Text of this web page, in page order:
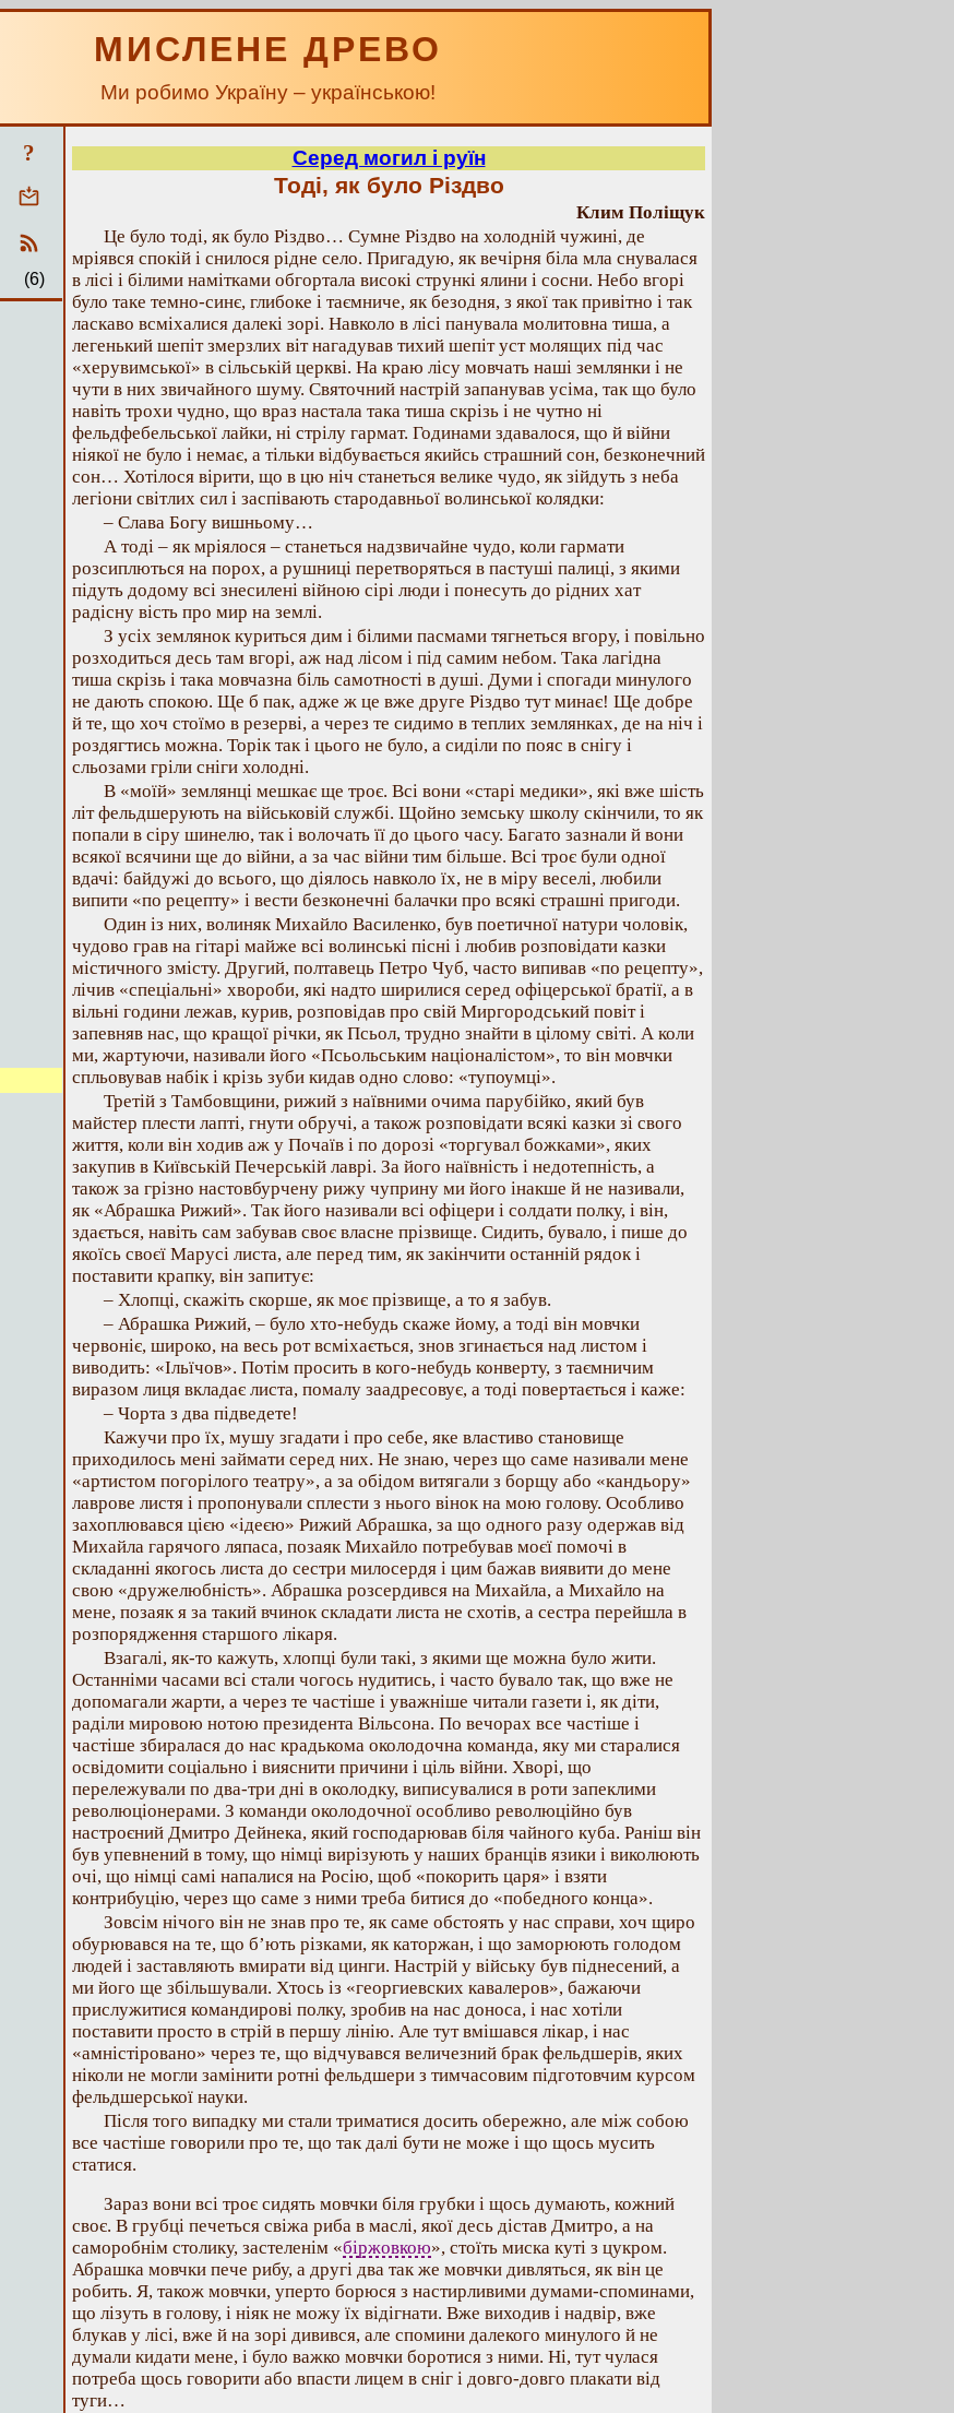
МИСЛЕНЕ ДРЕВО
Ми робимо Україну – українською!
?
(6)
Серед могил і руїн
Тоді, як було Різдво
Клим Поліщук
Це було тоді, як було Різдво… Сумне Різдво на холодній чужині, де
мріявся спокій і снилося рідне село. Пригадую, як вечірня біла мла снувалася
в лісі і білими намітками обгортала високі стрункі ялини і сосни. Небо вгорі
було таке темно-синє, глибоке і таємниче, як безодня, з якої так привітно і так
ласкаво всміхалися далекі зорі. Навколо в лісі панувала молитовна тиша, а
легенький шепіт змерзлих віт нагадував тихий шепіт уст молящих під час
«херувимської» в сільській церкві. На краю лісу мовчать наші землянки і не
чути в них звичайного шуму. Святочний настрій запанував усіма, так що було
навіть трохи чудно, що враз настала така тиша скрізь і не чутно ні
фельдфебельської лайки, ні стрілу гармат. Годинами здавалося, що й війни
ніякої не було і немає, а тільки відбувається якийсь страшний сон, безконечний
сон… Хотілося вірити, що в цю ніч станеться велике чудо, як зійдуть з неба
легіони світлих сил і заспівають стародавньої волинської колядки:
– Слава Богу вишньому…
А тоді – як мріялося – станеться надзвичайне чудо, коли гармати
розсиплються на порох, а рушниці перетворяться в пастуші палиці, з якими
підуть додому всі знесилені війною сірі люди і понесуть до рідних хат
радісну вість про мир на землі.
З усіх землянок куриться дим і білими пасмами тягнеться вгору, і повільно
розходиться десь там вгорі, аж над лісом і під самим небом. Така лагідна
тиша скрізь і така мовчазна біль самотності в душі. Думи і спогади минулого
не дають спокою. Ще б пак, адже ж це вже друге Різдво тут минає! Ще добре
й те, що хоч стоїмо в резерві, а через те сидимо в теплих землянках, де на ніч і
роздягтись можна. Торік так і цього не було, а сиділи по пояс в снігу і
сльозами гріли сніги холодні.
В «моїй» землянці мешкає ще троє. Всі вони «старі медики», які вже шість
літ фельдшерують на військовій службі. Щойно земську школу скінчили, то як
попали в сіру шинелю, так і волочать її до цього часу. Багато зазнали й вони
всякої всячини ще до війни, а за час війни тим більше. Всі троє були одної
вдачі: байдужі до всього, що діялось навколо їх, не в міру веселі, любили
випити «по рецепту» і вести безконечні балачки про всякі страшні пригоди.
Один із них, волиняк Михайло Василенко, був поетичної натури чоловік,
чудово грав на гітарі майже всі волинські пісні і любив розповідати казки
містичного змісту. Другий, полтавець Петро Чуб, часто випивав «по рецепту»,
лічив «спеціальні» хвороби, які надто ширилися серед офіцерської братії, а в
вільні години лежав, курив, розповідав про свій Миргородський повіт і
запевняв нас, що кращої річки, як Псьол, трудно знайти в цілому світі. А коли
ми, жартуючи, називали його «Псьольським націоналістом», то він мовчки
спльовував набік і крізь зуби кидав одно слово: «тупоумці».
Третій з Тамбовщини, рижий з наївними очима парубійко, який був
майстер плести лапті, гнути обручі, а також розповідати всякі казки зі свого
життя, коли він ходив аж у Почаїв і по дорозі «торгувал божками», яких
закупив в Київській Печерській лаврі. За його наївність і недотепність, а
також за грізно настовбурчену рижу чуприну ми його інакше й не називали,
як «Абрашка Рижий». Так його називали всі офіцери і солдати полку, і він,
здається, навіть сам забував своє власне прізвище. Сидить, бувало, і пише до
якоїсь своєї Марусі листа, але перед тим, як закінчити останній рядок і
поставити крапку, він запитує:
– Хлопці, скажіть скорше, як моє прізвище, а то я забув.
– Абрашка Рижий, – було хто-небудь скаже йому, а тоді він мовчки
червоніє, широко, на весь рот всміхається, знов згинається над листом і
виводить: «Ільїчов». Потім просить в кого-небудь конверту, з таємничим
виразом лиця вкладає листа, помалу заадресовує, а тоді повертається і каже:
– Чорта з два підведете!
Кажучи про їх, мушу згадати і про себе, яке властиво становище
приходилось мені займати серед них. Не знаю, через що саме називали мене
«артистом погорілого театру», а за обідом витягали з борщу або «кандьору»
лаврове листя і пропонували сплести з нього вінок на мою голову. Особливо
захоплювався цією «ідеєю» Рижий Абрашка, за що одного разу одержав від
Михайла гарячого ляпаса, позаяк Михайло потребував моєї помочі в
складанні якогось листа до сестри милосердя і цим бажав виявити до мене
свою «дружелюбність». Абрашка розсердився на Михайла, а Михайло на
мене, позаяк я за такий вчинок складати листа не схотів, а сестра перейшла в
розпорядження старшого лікаря.
Взагалі, як-то кажуть, хлопці були такі, з якими ще можна було жити.
Останніми часами всі стали чогось нудитись, і часто бувало так, що вже не
допомагали жарти, а через те частіше і уважніше читали газети і, як діти,
раділи мировою нотою президента Вільсона. По вечорах все частіше і
частіше збиралася до нас крадькома околодочна команда, яку ми старалися
освідомити соціально і вияснити причини і ціль війни. Хворі, що
перележували по два-три дні в околодку, виписувалися в роти запеклими
революціонерами. З команди околодочної особливо революційно був
настроєний Дмитро Дейнека, який господарював біля чайного куба. Раніш він
був упевнений в тому, що німці вирізують у наших бранців язики і виколюють
очі, що німці самі напалися на Росію, щоб «покорить царя» і взяти
контрибуцію, через що саме з ними треба битися до «победного конца».
Зовсім нічого він не знав про те, як саме обстоять у нас справи, хоч щиро
обурювався на те, що б’ють різками, як каторжан, і що заморюють голодом
людей і заставляють вмирати від цинги. Настрій у війську був піднесений, а
ми його ще збільшували. Хтось із «георгиевских кавалеров», бажаючи
прислужитися командирові полку, зробив на нас доноса, і нас хотіли
поставити просто в стрій в першу лінію. Але тут вмішався лікар, і нас
«амністіровано» через те, що відчувався величезний брак фельдшерів, яких
ніколи не могли замінити ротні фельдшери з тимчасовим підготовчим курсом
фельдшерської науки.
Після того випадку ми стали триматися досить обережно, але між собою
все частіше говорили про те, що так далі бути не може і що щось мусить
статися.
Зараз вони всі троє сидять мовчки біля грубки і щось думають, кожний
своє. В грубці печеться свіжа риба в маслі, якої десь дістав Дмитро, а на
саморобнім столику, застеленім «біржовкою», стоїть миска куті з цукром.
Абрашка мовчки пече рибу, а другі два так же мовчки дивляться, як він це
робить. Я, також мовчки, уперто борюся з настирливими думами-споминами,
що лізуть в голову, і ніяк не можу їх відігнати. Вже виходив і надвір, вже
блукав у лісі, вже й на зорі дивився, але спомини далекого минулого й не
думали кидати мене, і було важко мовчки боротися з ними. Ні, тут чулася
потреба щось говорити або впасти лицем в сніг і довго-довго плакати від
туги…